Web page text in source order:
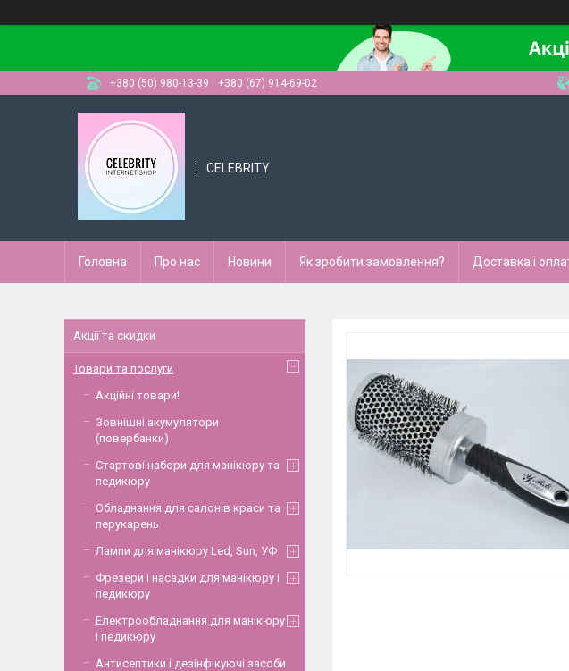
+380 (50) 980-13-39 +380 (67) 914-69-02
CELEBRITY
Головна Про нас Новини Як зробити замовлення? Доставка і
Акції та скидки
Товари та послуги
Акційні товари!
Зовнішні акумулятори
(повербанки)
Стартові набори для манікюру та
педикюру
Обладнання для салонів краси та
перукарень
Лампи для манікюру Led, Sun, УФ
Фрезери і насадки для манікюру і
педикюру
Електрообладнання для манікюру
і педикюру
Антисептики і дезінфікуючі засоби